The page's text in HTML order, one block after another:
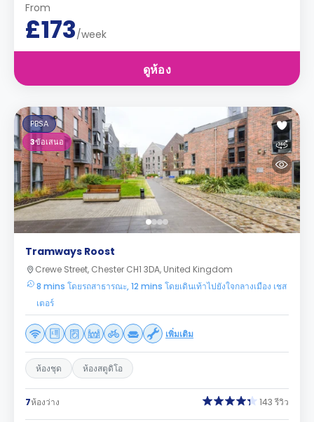
From
£173/week
ดูห้อง
PBSA
3ข้อเสนอ
Tramways Roost
Crewe Street, Chester CH1 3DA, United Kingdom
8 mins โดยรถสาธารณะ, 12 mins โดยเดินเท้าไปยังใจกลางเมือง เชส
เตอร์
เพิ่มเติม
ห้องชุด ห้องสตูดิโอ
7ห้องว่าง 143 รีวิว